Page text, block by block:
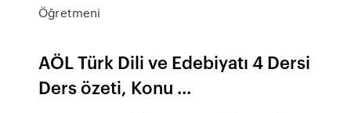
Öğretmeni
AÖL Türk Dili ve Edebiyatı 4 Dersi
Ders özeti, Konu ...